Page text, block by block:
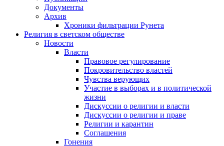
Документы
Архив
Хроники фильтрации Рунета
Религия в светском обществе
Новости
Власти
Правовое регулирование
Покровительство властей
Чувства верующих
Участие в выборах и в политической
жизни
Дискуссии о религии и власти
Дискуссии о религии и праве
Религии и карантин
Соглашения
Гонения